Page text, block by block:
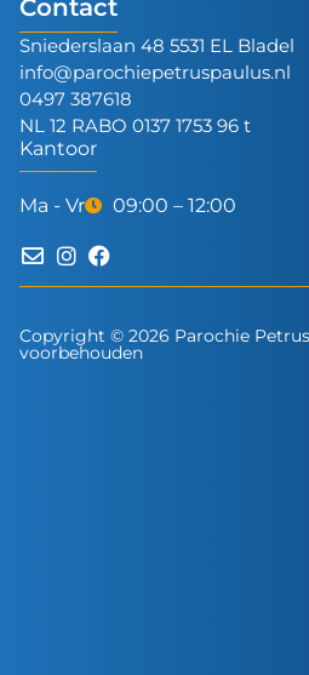
Contact
Sniederslaan 48 5531 EL Bladel
info@parochiepetruspaulus.nl
0497 387618
NL 12 RABO 0137 1753 96 t
Kantoor
Ma - Vr 09:00 – 12:00
Copyright © 2026 Parochie
voorbehouden